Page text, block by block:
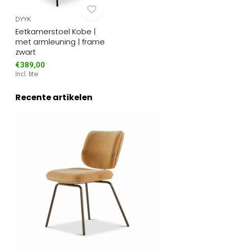
DYYK
Eetkamerstoel Kobe |
met armleuning | frame
zwart
€389,00
Incl. btw
Recente artikelen